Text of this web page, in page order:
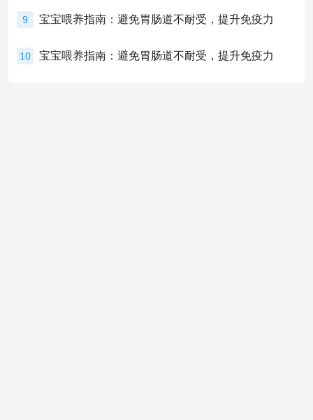
9 宝宝喂养指南：避免胃肠道不耐受，提升免疫力
10 宝宝喂养指南：避免胃肠道不耐受，提升免疫力